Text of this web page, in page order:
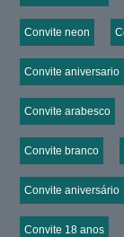
Convite neon
Convite aniversario
Convite arabesco
Convite branco
Convite aniversário
Convite 18 anos